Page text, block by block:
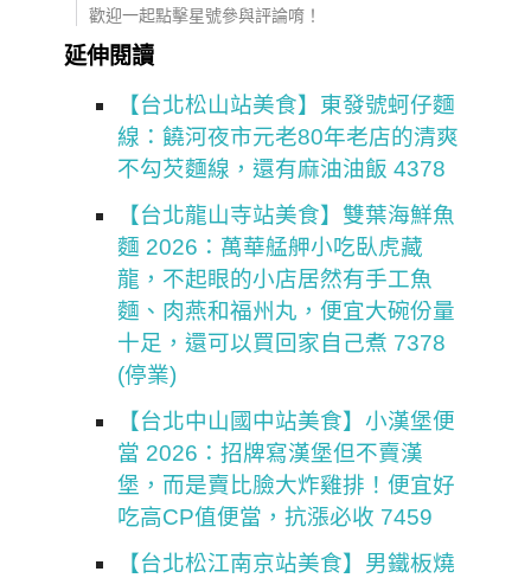
歡迎一起點擊星號參與評論唷！
延伸閱讀
【台北松山站美食】東發號蚵仔麵
線：饒河夜市元老80年老店的清爽
不勾芡麵線，還有麻油油飯 4378
【台北龍山寺站美食】雙葉海鮮魚
麵 2026：萬華艋舺小吃臥虎藏
龍，不起眼的小店居然有手工魚
麵、肉燕和福州丸，便宜大碗份量
十足，還可以買回家自己煮 7378
(停業)
【台北中山國中站美食】小漢堡便
當 2026：招牌寫漢堡但不賣漢
堡，而是賣比臉大炸雞排！便宜好
吃高CP值便當，抗漲必收 7459
【台北松江南京站美食】男鐵板燒